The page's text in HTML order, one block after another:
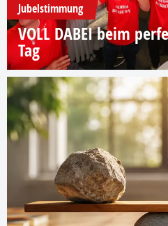
Jubelstimmung
VOLL DABEI beim
Tag